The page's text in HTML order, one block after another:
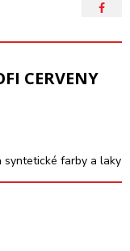
CERVENY
syntetické farby a laky